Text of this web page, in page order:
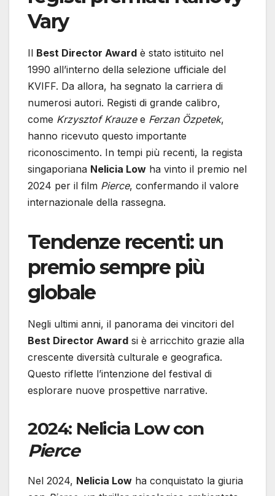
Vary
Il Best Director Award è stato istituito nel
1990 all’interno della selezione ufficiale del
KVIFF. Da allora, ha segnato la carriera di
numerosi autori. Registi di grande calibro,
come Krzysztof Krauzee Ferzan Özpetek,
hanno ricevuto questo importante
riconoscimento. In tempi più recenti, la regista
singaporiana Nelicia Low ha vinto il premio nel
2024 per il film Pierce, confermando il valore
internazionale della rassegna.
Tendenze recenti: un
premio sempre più
globale
Negli ultimi anni, il panorama dei vincitori del
Best Director Award si è arricchito grazie alla
crescente diversità culturale e geografica.
Questo riflette l’intenzione del festival di
esplorare nuove prospettive narrative.
2024: Nelicia Low con
Pierce
Nel 2024, Nelicia Low ha conquistato la giuria